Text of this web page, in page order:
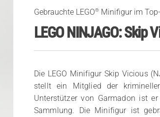
Gebrauchte LEGO® Minifigur im
LEGO NINJAGO: Skip
Die LEGO Minifigur Skip Vicious
stellt ein Mitglied der
Unterstützer von Garmadon ist
Sammlung. Die Minifigur ist